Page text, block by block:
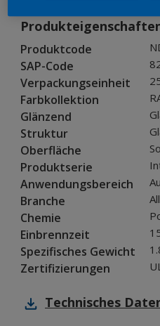
Produktcode
SAP-Code
Verpackungseinheit
Farbkollektion
Glänzend
Struktur
Oberfläche
Produktserie
Anwendungsbereich
Branche
Chemie
Einbrennzeit
Spezifisches Gewicht
Zertifizierungen
Technisches